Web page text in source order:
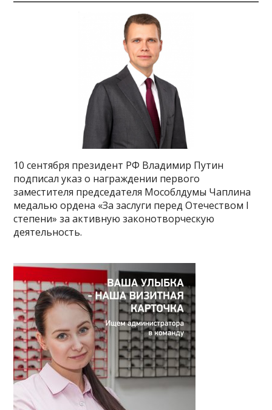
10 сентября президент РФ Владимир Путин
подписал указ о награждении первого
заместителя председателя Мособлдумы Чаплина
медалью ордена «За заслуги перед Отечеством I
степени» за активную законотворческую
деятельность.